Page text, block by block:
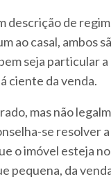
descrição de
ao casal, ambos
seja particular
ciente da venda.
mas não
se resolver
o imóvel esteja
pequena, da